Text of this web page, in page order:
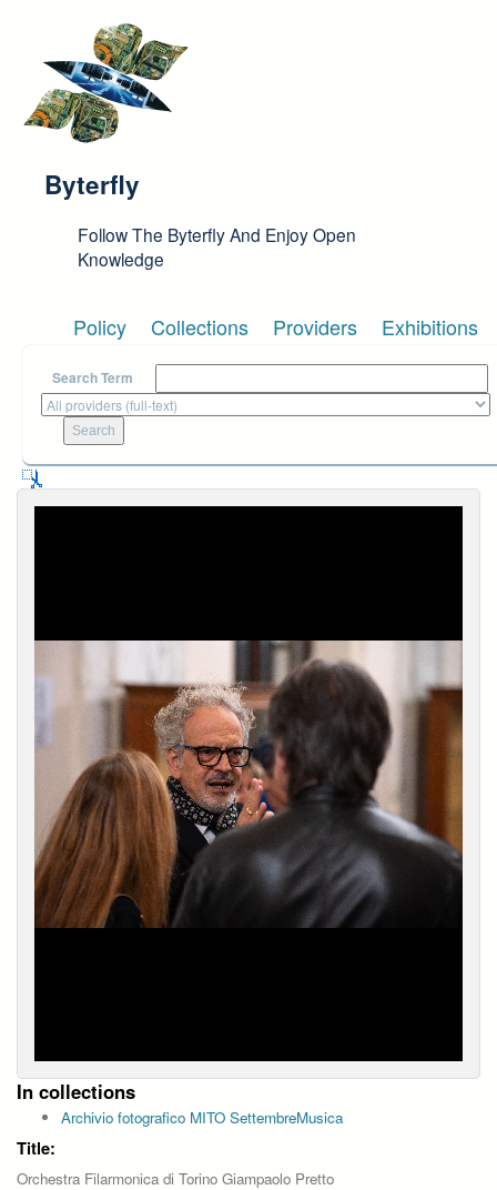
Byterfly
Follow The Byterfly And Enjoy Open
Knowledge
Policy Collections Providers Exhibitions
Search Term
In collections
Archivio fotografico MITO SettembreMusica
Title:
Orchestra Filarmonica di Torino Giampaolo Pretto